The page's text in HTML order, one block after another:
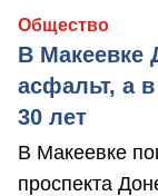
Общество
В
асфальт, а
30 лет
В Макеевке
проспекта